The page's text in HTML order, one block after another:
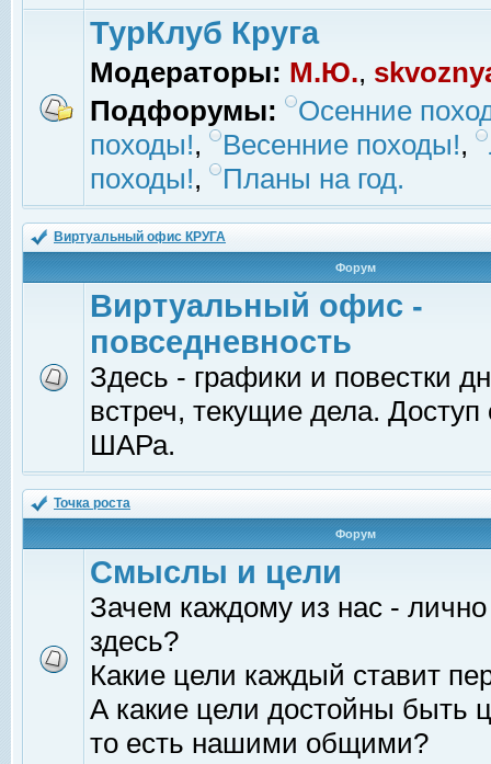
ТурКлуб Круга
Модераторы: М.Ю.,
Подфорумы:
Осенние
походы!, Весенние походы!,
походы!, Планы на год.
Виртуальный офис КРУГА
Форум
Виртуальный офис -
повседневность
Здесь - графики и повестки
встреч, текущие дела.
ШАРа.
Точка роста
Форум
Смыслы и цели
Зачем каждому из нас -
здесь?
Какие цели каждый ставит
А какие цели достойны быть
то есть нашими общими?